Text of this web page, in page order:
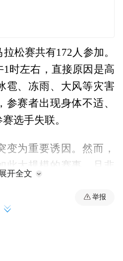
松赛共有172人参加。
时左右，直接原因是高
雹、冻雨、大风等灾害
赛者出现身体不适、
选手失联。
变为重要诱因。然而，
此大规模的赛事，且非
，举办方叫停比赛是否
气问题上，赛事组织方
开全文
举报